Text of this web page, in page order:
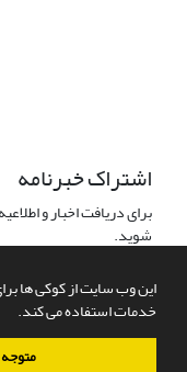
این وب سایت از کوکی ها
خدمات استفاده می کند.
اشتراک خبرنامه
برای دریافت اخبار و
شوید.